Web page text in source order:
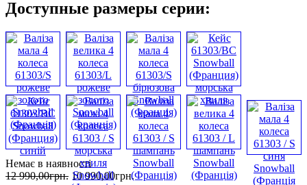
Доступные размеры серии:
Немає в наявності
12 990,00грн. 10 990,00грн.